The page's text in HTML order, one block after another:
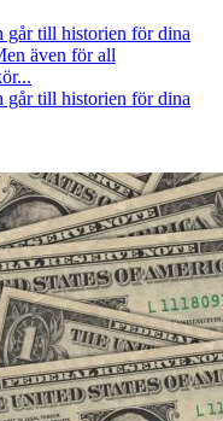
går till historien för dina
även för all
går till historien för dina